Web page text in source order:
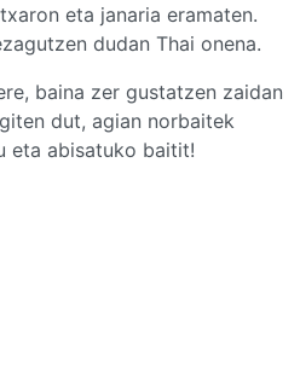
eta janaria eramaten.
dudan Thai onena.
baina zer gustatzen zaidan
dut, agian norbaitek
eta abisatuko baitit!